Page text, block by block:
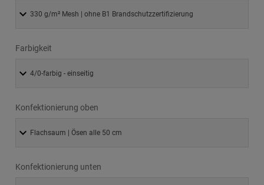
Farbigkeit
Konfektionierung oben
Konfektionierung unten